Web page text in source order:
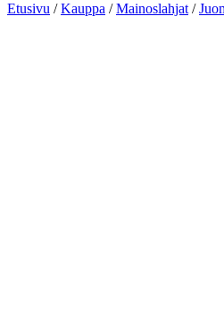
Etusivu /Kauppa /Mainoslahjat /